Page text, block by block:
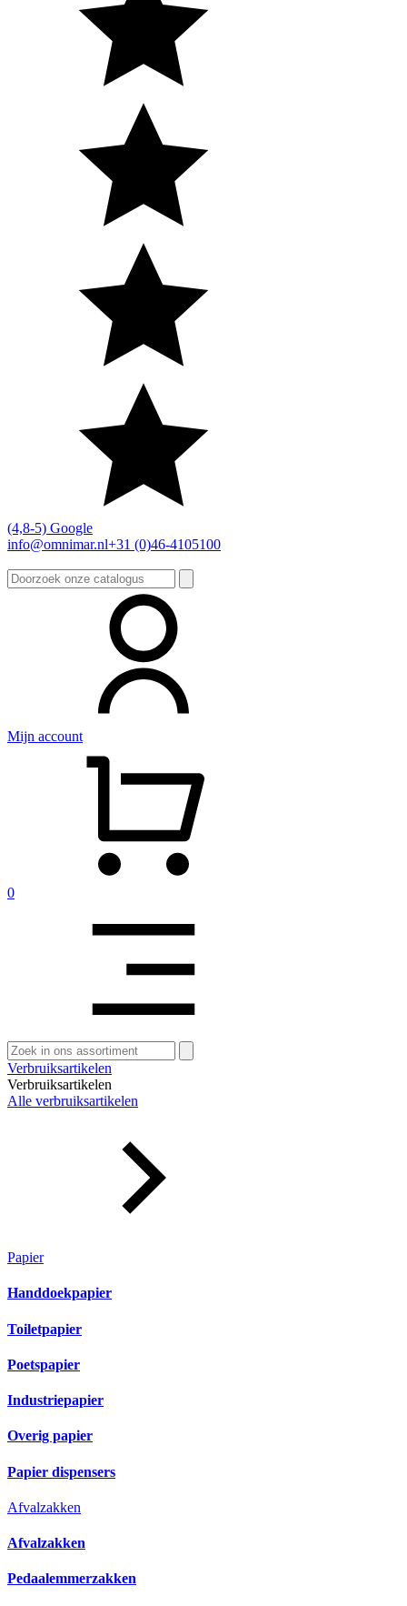
(4,8-5) Google
info@omnimar.nl+31 (0)46-4105100
Zoeken
naar:
Mijn account
0
Zoeken
naar:
Verbruiksartikelen
Verbruiksartikelen
Alle verbruiksartikelen
Papier
Handdoekpapier
Toiletpapier
Poetspapier
Industriepapier
Overig papier
Papier dispensers
Afvalzakken
Afvalzakken
Pedaalemmerzakken